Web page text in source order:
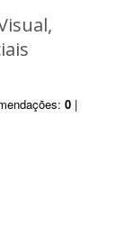
0 |